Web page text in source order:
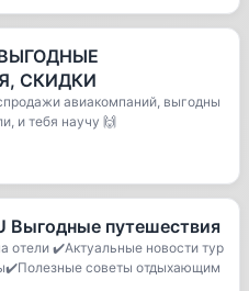
ВЫГОДНЫЕ
СКИДКИ
авиакомпаний, выгодны
и тебя научу 🙌
Выгодные путешествия
отели ✔️Актуальные новости тур
советы отдыхающим